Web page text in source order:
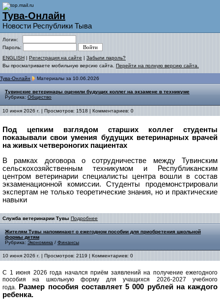
Тува-Онлайн
Новости Республики Тыва
Логин:
Пароль:
ENGLISH | Регистрация на сайте | Забыли пароль?
Вы просматриваете мобильную версию сайта. Перейти на полную версию сайта.
Тува-Онлайн Материалы за 10.06.2026
Тувинские ветеринары оценили будущих коллег на экзамене в техникуме
Рубрика: Общество
10 июня 2026 г. | Просмотров: 1518 | Комментариев: 0
Под цепким взглядом старших коллег студенты
показывали свои умения будущих ветеринарных врачей
на живых четвероногих пациентах
В рамках договора о сотрудничестве между Тувинским
сельскохозяйственным техникумом и Республиканским
центром ветеринарии специалисты центра вошли в состав
экзаменационной комиссии. Студенты продемонстрировали
экспертам не только теоретические знания, но и практические
навыки
Служба ветеринарии Тувы Подробнее
Жителям Тувы напоминают о ежегодном пособии для приобретения школьной
формы детям
Рубрика: Экономика / Финансы
10 июня 2026 г. | Просмотров: 2119 | Комментариев: 0
С 1 июня 2026 года начался приём заявлений на получение ежегодного
пособия на школьную форму для учащихся 2026-2027 учебного
года. Размер пособия составляет 5 000 рублей на каждого
ребенка.